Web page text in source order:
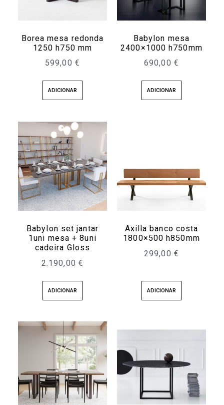
Borea mesa redonda
1250 h750 mm
599,00 €
ADICIONAR
Babylon mesa
2400×1000 h750mm
690,00 €
ADICIONAR
Babylon set jantar
1uni mesa + 8uni
cadeira Gloss
2.190,00 €
ADICIONAR
Axilla banco costa
1800×500 h850mm
299,00 €
ADICIONAR